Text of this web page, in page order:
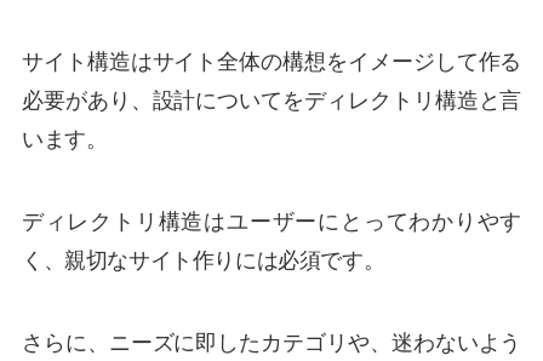
サイト構造はサイト全体の構想をイメージして作る
必要があり、設計についてをディレクトリ構造と言
います。
ディレクトリ構造はユーザーにとってわかりやす
く、親切なサイト作りには必須です。
さらに、ニーズに即したカテゴリや、迷わないよう